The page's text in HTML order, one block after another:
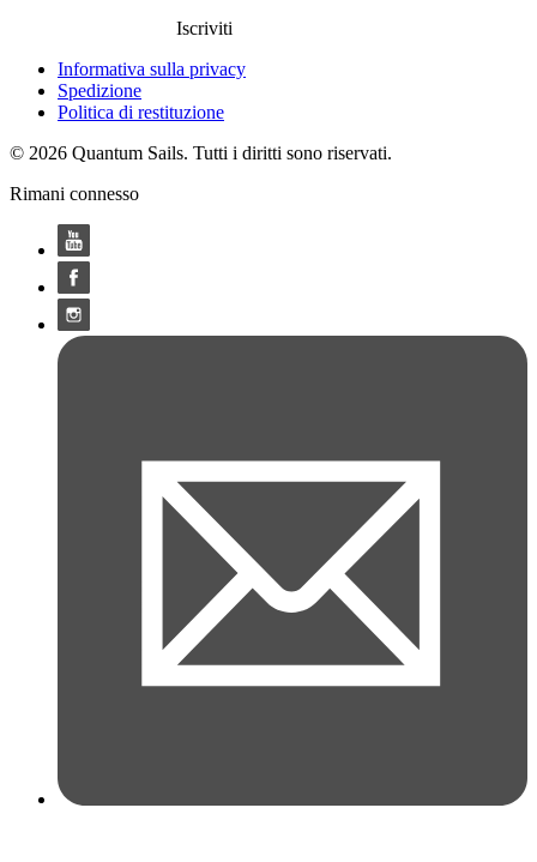
Iscriviti
Informativa sulla privacy
Spedizione
Politica di restituzione
© 2026 Quantum Sails. Tutti i diritti sono riservati.
Rimani connesso